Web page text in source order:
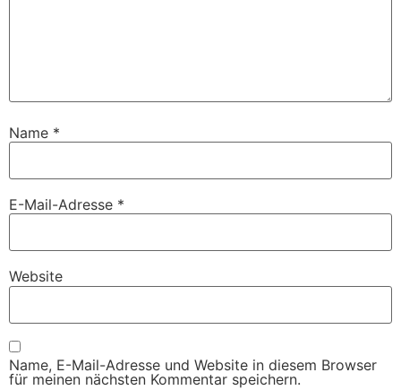
Name *
E-Mail-Adresse *
Website
Name, E-Mail-Adresse und Website in diesem Browser
für meinen nächsten Kommentar speichern.